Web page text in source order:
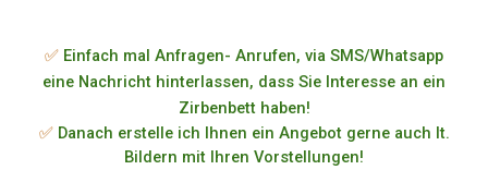
✅ Einfach mal Anfragen- Anrufen, via SMS/Whatsapp
eine Nachricht hinterlassen, dass Sie Interesse an ein
Zirbenbett haben!
✅ Danach erstelle ich Ihnen ein Angebot gerne auch lt.
Bildern mit Ihren Vorstellungen!